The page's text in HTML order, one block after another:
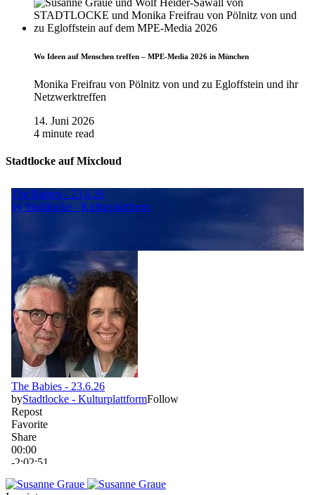
Wo Ideen auf Menschen treffen – MPE-Media 2026 in München
Monika Freifrau von Pölnitz von und zu Egloffstein und ihr
Netzwerktreffen
14. Juni 2026
4 minute read
Stadtlocke auf Mixcloud